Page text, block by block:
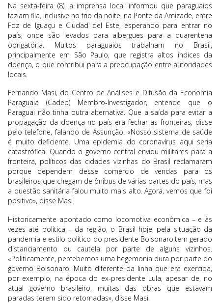
Na sexta-feira (8), a imprensa local informou que paraguaios
faziam fila, inclusive no frio da noite, na Ponte da Amizade, entre
Foz de Iguaçu e Ciudad del Este, esperando para entrar no
país, onde são levados para albergues para a quarentena
obrigatória. Muitos paraguaios trabalham no Brasil,
principalmente em São Paulo, que registra altos índices da
doença, o que contribui para a preocupação entre autoridades
locais.
Fernando Masi, do Centro de Análises e Difusão da Economia
Paraguaia (Cadep) Membro-Investigador, entende que o
Paraguai não tinha outra alternativa. Que a saída para evitar a
propagação da doença no país era fechar as fronteiras, disse
pelo telefone, falando de Assunção. «Nosso sistema de saúde
é muito deficiente. Uma epidemia do coronavírus aqui seria
catastrófica. Quando o governo central enviou militares para a
fronteira, políticos das cidades vizinhas do Brasil reclamaram
porque dependem desse comércio de vendas para os
brasileiros que chegam de ônibus de várias partes do país, mas
a questão sanitária falou muito mais alto. Agora, vemos que foi
positivo», disse Masi.
Historicamente apontado como locomotiva econômica – e às
vezes até política – da região, o Brasil hoje, pela situação da
pandemia e estilo político do presidente Bolsonaro,tem gerado
distanciamento ou cautela por parte de alguns vizinhos.
«Politicamente, percebemos uma hegemonia dura por parte do
governo Bolsonaro. Muito diferente da linha que era exercida,
por exemplo, na época do ex-presidente Lula, apesar de, no
atual governo brasileiro, muitas das obras que estavam
paradas terem sido retomadas», disse Masi.